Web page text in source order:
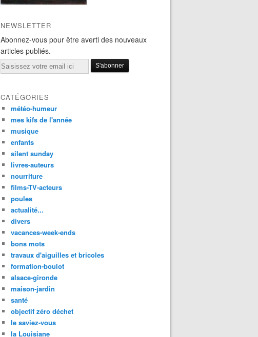
NEWSLETTER
Abonnez-vous pour être averti des nouveaux
articles publiés.
Email
CATÉGORIES
météo-humeur
mes kifs de l'année
musique
enfants
silent sunday
livres-auteurs
nourriture
films-TV-acteurs
poules
actualité...
divers
vacances-week-ends
bons mots
travaux d'aiguilles et bricoles
formation-boulot
alsace-gironde
maison-jardin
santé
objectif zéro déchet
le saviez-vous
la Louisiane